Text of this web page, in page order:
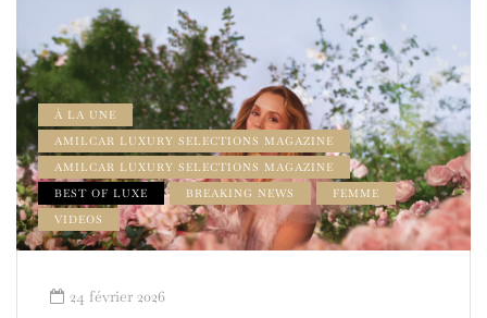
À LA UNE
AMILCAR LUXURY SELECTIONS MAGAZINE
AMILCAR LUXURY SELECTIONS MAGAZINE
BEST OF LUXE
BREAKING NEWS
FEMME
VIDEOS
24 février 2026